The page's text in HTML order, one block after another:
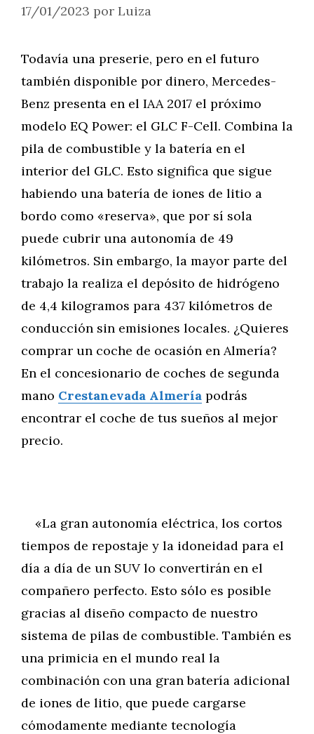
17/01/2023 por Luiza
Todavía una preserie, pero en el futuro
también disponible por dinero, Mercedes-
Benz presenta en el IAA 2017 el próximo
modelo EQ Power: el GLC F-Cell. Combina la
pila de combustible y la batería en el
interior del GLC. Esto significa que sigue
habiendo una batería de iones de litio a
bordo como «reserva», que por sí sola
puede cubrir una autonomía de 49
kilómetros. Sin embargo, la mayor parte del
trabajo la realiza el depósito de hidrógeno
de 4,4 kilogramos para 437 kilómetros de
conducción sin emisiones locales. ¿Quieres
comprar un coche de ocasión en Almería?
En el concesionario de coches de segunda
mano Crestanevada Almería podrás
encontrar el coche de tus sueños al mejor
precio.
«La gran autonomía eléctrica, los cortos
tiempos de repostaje y la idoneidad para el
día a día de un SUV lo convertirán en el
compañero perfecto. Esto sólo es posible
gracias al diseño compacto de nuestro
sistema de pilas de combustible. También es
una primicia en el mundo real la
combinación con una gran batería adicional
de iones de litio, que puede cargarse
cómodamente mediante tecnología